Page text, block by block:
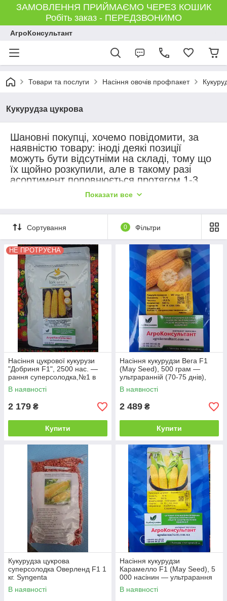
ЗАМОВЛЕННЯ ПРИЙМАЄМО ЧЕРЕЗ КОШИК
Робіть заказ - ПЕРЕДЗВОНИМО
АгроКонсультант
Товари та послуги Насіння овочів профпакет
Кукурудза цукрова
Шановні покупці, хочемо повідомити, за
наявністю товару: іноді деякі позиції
можуть бути відсутніми на складі, тому що
їх щойно розкупили, але в такому разі
асортимент поповнюється протягом 1-3
днів! (на сайті не завжди встигаємо
Також хочемо повідомити, що на сайті
представлені не всі позиції, які є у нас на
складі. Якщо Вас цікавить й інше насіння
компаній, представлених в нашому
Інтернет-магазині, але Ви не знайшли його
у нас на сайті, будь ласка, напишіть нам
або зателефонуйте, ми обов'язково
допоможемо Вам у цьому питанні.
Дякуємо за розуміння! Приємних покупок!
Показати все
Сортування 0 Фільтри
НЕ ПРОТРУЄНА
Насіння цукрової кукурузи
"Добриня F1", 2500 нас. —
рання суперсолодка,№1 в
Україні
В наявності
2 179 ₴
Купити
Насіння кукурудзи Вега F1
(May Seed), 500 грам —
ультраранній (70-75 днів),
суперсолодка, цукрова
В наявності
2 489 ₴
Купити
Кукурудза цукрова
суперсолодка Оверленд F1 1
кг. Syngenta
В наявності
Насіння кукурудзи
Карамелло F1 (May Seed), 5
000 насінин — ультрарання
(60-65 днів), суперсолодка
В наявності